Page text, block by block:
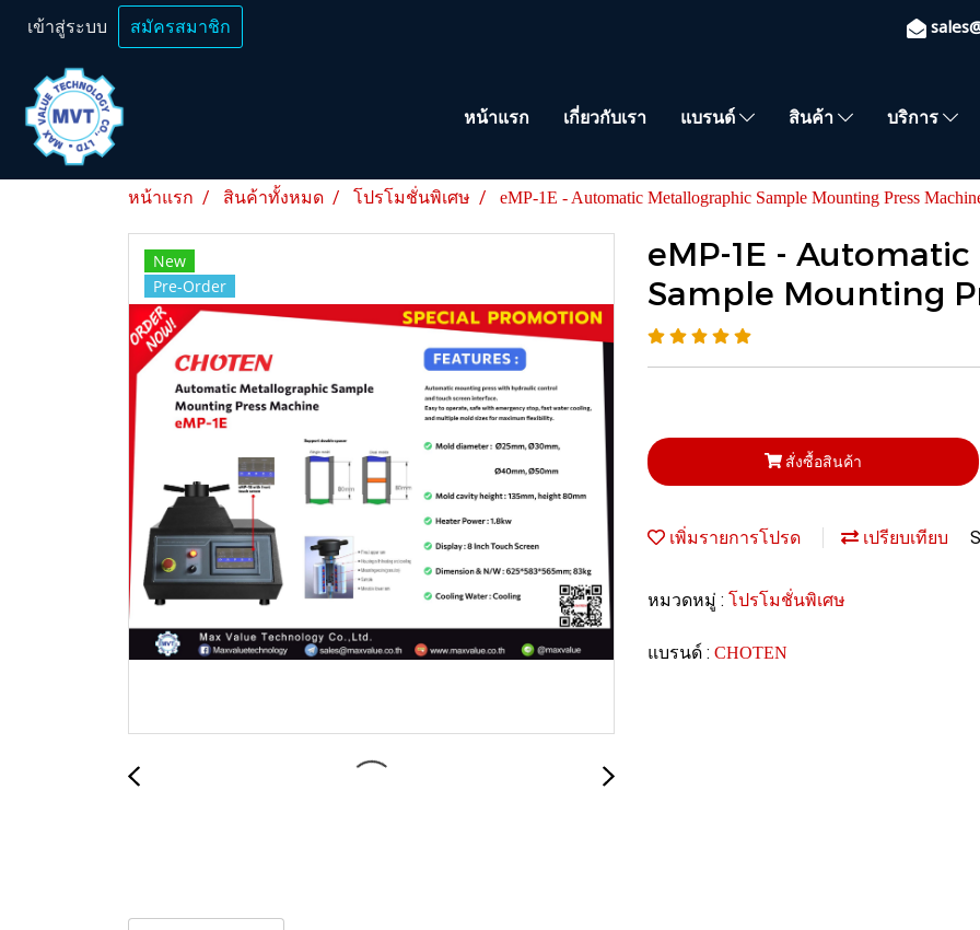
เข้าสู่ระบบ สมัครสมาชิก
หน้าแรก เกี่ยวกับเรา แบรนด์ สินค้า บริการ
หน้าแรก สินค้าทั้งหมด โปรโมชั่นพิเศษ eMP-1E - Automatic Metallographic Sample Mounting Press
New
Pre-Order
eMP-1E -
Sample Mounting
สั่งซื้อสินค้า
เพิ่มรายการโปรด เปรียบเทียบ
หมวดหมู่ : โปรโมชั่นพิเศษ
แบรนด์ : CHOTEN